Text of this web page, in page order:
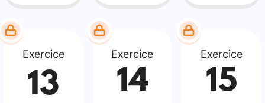
Exercice
13
Exercice
14
Exercice
15